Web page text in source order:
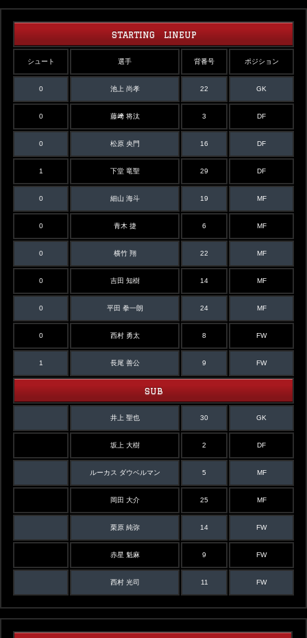
STARTING LINEUP
シュート 選手 背番号 ポジション
0 池上 尚孝 22 GK
0 藤﨑 将汰 3 DF
0 松原 央門 16 DF
1 下堂 竜聖 29 DF
0 細山 海斗 19 MF
0 青木 捷 6 MF
0 横竹 翔 22 MF
0 吉田 知樹 14 MF
0 平田 拳一朗 24 MF
0 西村 勇太 8 FW
1 長尾 善公 9 FW
SUB
井上 聖也 30 GK
坂上 大樹 2 DF
ルーカス ダウベルマン 5 MF
岡田 大介 25 MF
栗原 純弥 14 FW
赤星 魁麻 9 FW
西村 光司 11 FW